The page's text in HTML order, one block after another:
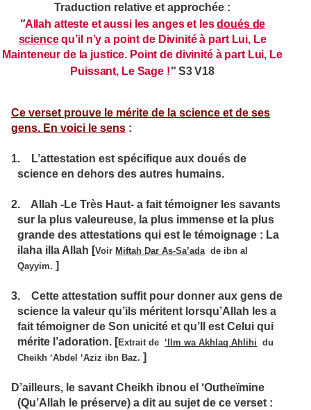
Traduction relative et approchée :
"Allah atteste et aussi les anges et lesdoués de
sciencequ’il n’y a point de Divinité à part Lui, Le
Mainteneur de la justice. Point de divinité à part Lui, Le
Puissant, Le Sage !" S3 V18
Ce verset prouve le mérite de la science et de ses
gens. En voici le sens :
1.
L’attestation est spécifique aux doués de
science en dehors des autres humains.
2.
Allah -Le Très Haut- a fait témoigner les savants
sur la plus valeureuse, la plus immense et la plus
grande des attestations qui est le témoignage : La
ilaha illa Allah [Voir Miftah Dar As-Sa’adade ibn al
Qayyim. ]
3.
Cette attestation suffit pour donner aux gens de
science la valeur qu’ils méritent lorsqu’Allah les a
fait témoigner de Son unicité et qu’Il est Celui qui
mérite l’adoration. [Extrait de‘Ilm wa Akhlaq Ahlihi du
Cheikh ‘Abdel ‘Aziz ibn Baz. ]
D’ailleurs, le savant Cheikh ibnou el ‘Outheïmine
(Qu’Allah le préserve) a dit au sujet de ce verset :